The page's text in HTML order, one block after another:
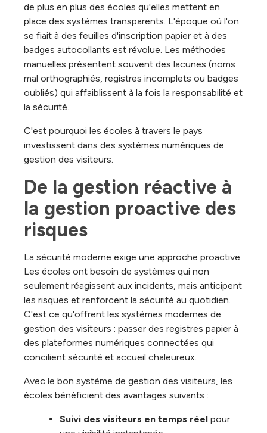
de plus en plus des écoles qu'elles mettent en
place des systèmes transparents. L'époque où l'on
se fiait à des feuilles d'inscription papier et à des
badges autocollants est révolue. Les méthodes
manuelles présentent souvent des lacunes (noms
mal orthographiés, registres incomplets ou badges
oubliés) qui affaiblissent à la fois la responsabilité et
la sécurité.
C'est pourquoi les écoles à travers le pays
investissent dans des systèmes numériques de
gestion des visiteurs.
De la gestion réactive à
la gestion proactive des
risques
La sécurité moderne exige une approche proactive.
Les écoles ont besoin de systèmes qui non
seulement réagissent aux incidents, mais anticipent
les risques et renforcent la sécurité au quotidien.
C'est ce qu'offrent les systèmes modernes de
gestion des visiteurs : passer des registres papier à
des plateformes numériques connectées qui
concilient sécurité et accueil chaleureux.
Avec le bon système de gestion des visiteurs, les
écoles bénéficient des avantages suivants :
Suivi des visiteurs en temps réel pour